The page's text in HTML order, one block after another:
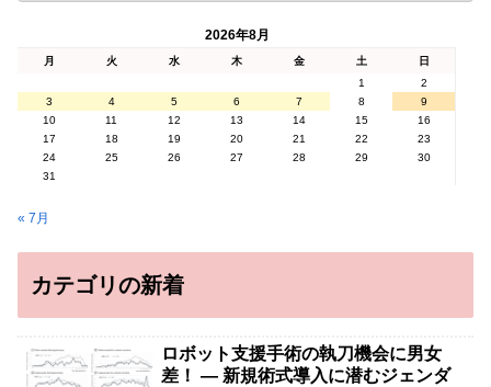
2026年8月
月 火 水 木 金 土
日
1
2
3
4 5 6 7 8
9
10
11 12 13 14 15
16
17
18 19 20 21 22
23
24
25 26 27 28 29
30
31
« 7月
カテゴリの新着
ロボット支援手術の執刀機会に男女
差！ — 新規術式導入に潜むジェンダ